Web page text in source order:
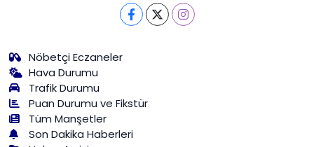
Nöbetçi Eczaneler
Hava Durumu
Trafik Durumu
Puan Durumu ve Fikstür
Tüm Manşetler
Son Dakika Haberleri